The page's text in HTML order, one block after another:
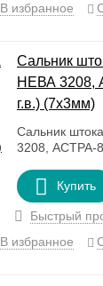
В избранное
Сальник
НЕВА 3208,
г.в.) (7х3мм)
Сальник
3208, АСТРА-
Купить
Быстрый
В избранное